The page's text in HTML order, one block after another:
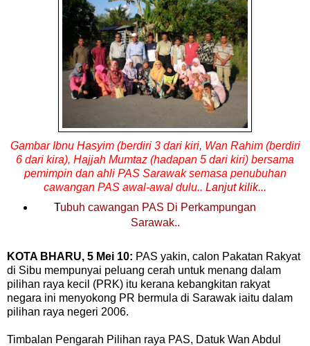
Gambar Ibnu Hasyim (berdiri 3 dari kiri, Wan Rahim (berdiri
6 dari kira), Hajjah Mumtaz (hadapan 5 dari kiri) bersama
pemimpin dan ahli PAS Sarawak semasa penubuhan
cawangan PAS awal-awal dulu.. Lanjut kilik...
Tubuh cawangan PAS Di Perkampungan
Sarawak..
KOTA BHARU, 5 Mei 10: PAS yakin, calon Pakatan Rakyat
di Sibu mempunyai peluang cerah untuk menang dalam
pilihan raya kecil (PRK) itu kerana kebangkitan rakyat
negara ini menyokong PR bermula di Sarawak iaitu dalam
pilihan raya negeri 2006.
Timbalan Pengarah Pilihan raya PAS, Datuk Wan Abdul